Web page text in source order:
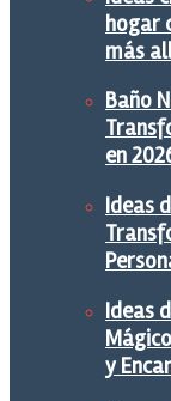
hogar
más
Baño
en
Ideas
Ideas
y